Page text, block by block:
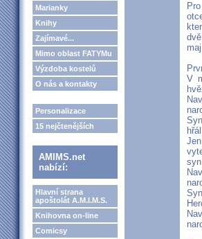
Marianky
Knihy
Zajímavé...
Mimo oblast FATYMu
Výzdoba kostelů
O nás a kontakty
Personalizace
15 nejčtenějších
AMIMS.net
nabízí:
Hlavní strana
apoštolát A.M.I.M.S.
Knihovna on-line
Comicsy
V